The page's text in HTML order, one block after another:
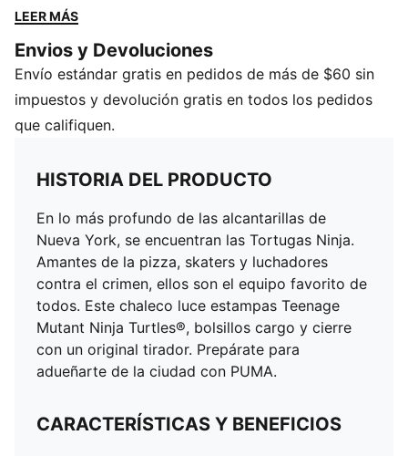
equipo favorito de todos. Este chaleco luce estampas
con un original tirador. Prepárate para adueñarte de la
ciudad con PUMA.
CARACTERÍSTICAS Y BENEFICIOS
Producto fabricado con al menos un 50% de
Corte regular
Tela antidesgarro de 57g
Largo: Regular
Con cierre
Detalles de la marca PUMA
LEER MÁS
Envios y Devoluciones
Envío estándar gratis en pedidos de más de $60 sin
impuestos y devolución gratis en todos los pedidos
que califiquen.
HISTORIA DEL PRODUCTO
En lo más profundo de las alcantarillas de
Nueva York, se encuentran las Tortugas Ninja.
Amantes de la pizza, skaters y luchadores
contra el crimen, ellos son el equipo favorito de
todos. Este chaleco luce estampas Teenage
Mutant Ninja Turtles®, bolsillos cargo y cierre
con un original tirador. Prepárate para
adueñarte de la ciudad con PUMA.
CARACTERÍSTICAS Y BENEFICIOS